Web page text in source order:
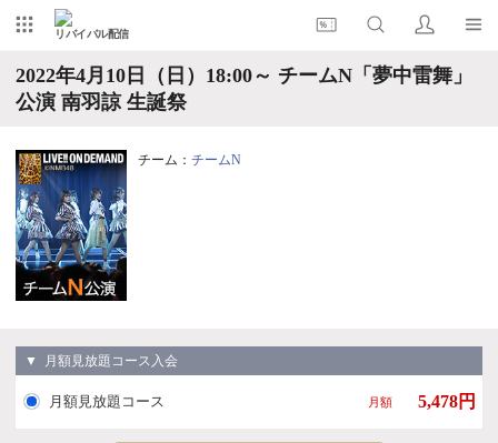
リバイバル配信
2022年4月10日（日）18:00～ チームN「夢中雷舞」
公演 南羽諒 生誕祭
チーム： チームN
▼ 月額見放題コース入会
月額見放題コース 月額 5,478円